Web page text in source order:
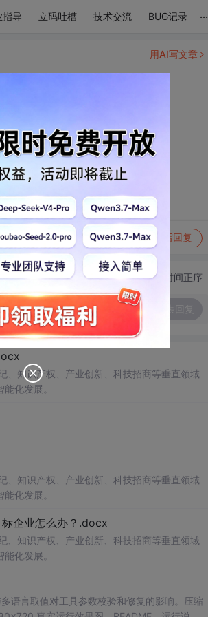
导 立码吐槽 技术交流 BUG记录 ...
报 写回复
用AI写文章
切换为时间正序
知识产权、产业创新、科技招商等垂直领域
化发展。
知识产权、产业创新、科技招商等垂直领域
化发展。
企业怎么办？.docx
知识产权、产业创新、科技招商等垂直领域
化发展。
语言取值对工具参数校验和修复的影响。压缩